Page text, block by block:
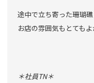
途中で立ち寄った珊瑚
お店の雰囲気もとてもよ
＊社員TN＊